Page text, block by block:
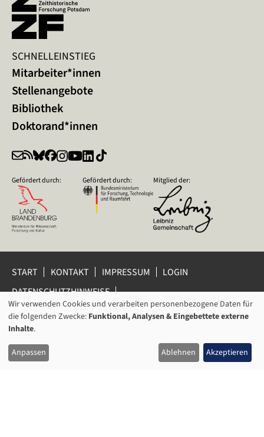
SCHNELLEINSTIEG
Mitarbeiter*innen
Stellenangebote
Bibliothek
Doktorand*innen
Gefördert durch: Gefördert durch: Mitglied der:
START KONTAKT IMPRESSUM
LOGIN
DATENSCHUTZHINWEISE
DATENSCHUTZ-EINSTELLUNGEN
HINWEISGEBERSCHUTZ
(ZZF) e.V.
VERWENDUNG
VON
PERSONENBEZOGENEN
DATEN
Wir verwenden Cookies und verarbeiten personenbezogene Daten für
die folgenden Zwecke: Funktional, Analysen & Eingebettete externe
Inhalte.
Anpassen Ablehnen Akzeptieren